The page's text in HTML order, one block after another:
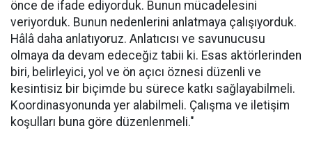
önce de ifade ediyorduk. Bunun mücadelesini
veriyorduk. Bunun nedenlerini anlatmaya çalışıyorduk.
Hâlâ daha anlatıyoruz. Anlatıcısı ve savunucusu
olmaya da devam edeceğiz tabii ki. Esas aktörlerinden
biri, belirleyici, yol ve ön açıcı öznesi düzenli ve
kesintisiz bir biçimde bu sürece katkı sağlayabilmeli.
Koordinasyonunda yer alabilmeli. Çalışma ve iletişim
koşulları buna göre düzenlenmeli."